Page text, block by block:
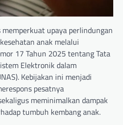
memperkuat upaya perlindungan
anak melalui
17 Tahun 2025 tentang Tata
Elektronik dalam
Kebijakan ini menjadi
pesatnya
meminimalkan dampak
tumbuh kembang anak.